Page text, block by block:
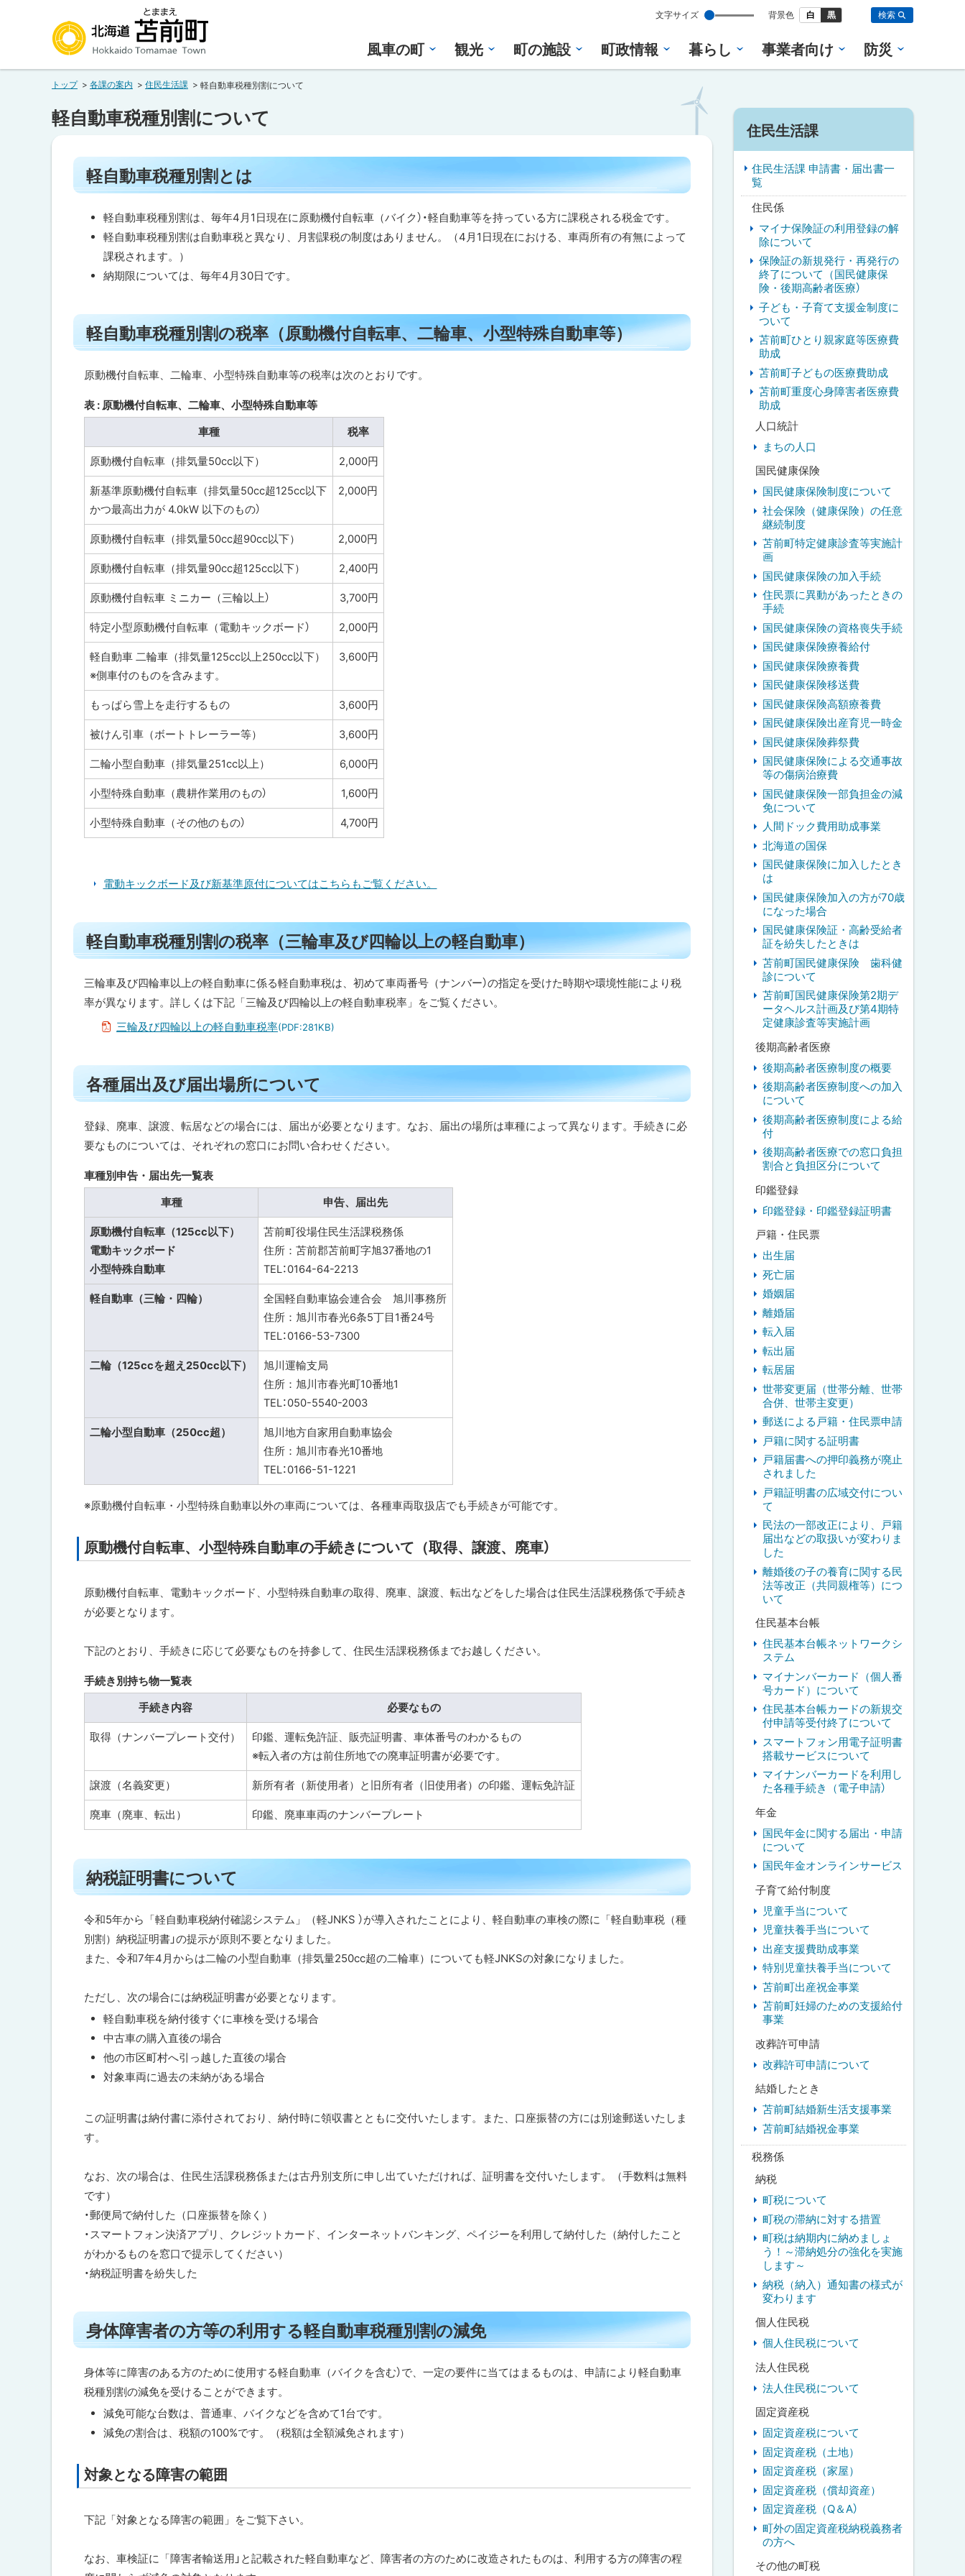
メ
北海道苫前町
Hokkaido Tomamae Town
設
定
文字サイズ 背景色 白 黒 検索
風車の町 観光 町の施設 町政情報 暮らし 事業者向け 防災
トップ 各課の案内 住民生活課 軽自動車税種別割について
軽自動車税種別割について
ー
ジ
種
別
割
と
は
軽
自
税
別
率
原
機
、
型
殊
動
別
割
の
税
率
（
三
四
以
上
の
軽
自
車
）
各
び
納
に
い
身
害
の
等
用
す
軽
税
別
の
関
連
報
問
せ
軽自動車税種別割とは
軽自動車税種別割は、毎年4月1日現在に原動機付自転車（バイク）・軽自動車等を持っている方に課税される税金です。
軽自動車税種別割は自動車税と異なり、月割課税の制度はありません。（4月1日現在における、車両所有の有無によって
課税されます。）
納期限については、毎年4月30日です。
ト
ッ
プ
に
る
軽自動車税種別割の税率（原動機付自転車、二輪車、小型特殊自動車等）
原動機付自転車、二輪車、小型特殊自動車等の税率は次のとおりです。
表 : 原動機付自転車、二輪車、小型特殊自動車等
車種 税率
原動機付自転車（排気量50cc以下） 2,000円
新基準原動機付自転車（排気量50cc超125cc以下
かつ最高出力が 4.0kW 以下のもの）
2,000円
原動機付自転車（排気量50cc超90cc以下） 2,000円
原動機付自転車（排気量90cc超125cc以下） 2,400円
原動機付自転車 ミニカー（三輪以上） 3,700円
特定小型原動機付自転車（電動キックボード） 2,000円
軽自動車 二輪車（排気量125cc以上250cc以下）
※側車付のものを含みます。
3,600円
もっぱら雪上を走行するもの 3,600円
被けん引車（ボートトレーラー等） 3,600円
二輪小型自動車（排気量251cc以上） 6,000円
小型特殊自動車（農耕作業用のもの） 1,600円
小型特殊自動車（その他のもの） 4,700円
電動キックボード及び新基準原付についてはこちらもご覧ください。
ト
ッ
プ
に
戻
軽自動車税種別割の税率（三輪車及び四輪以上の軽自動車）
三輪車及び四輪車以上の軽自動車に係る軽自動車税は、初めて車両番号（ナンバー）の指定を受けた時期や環境性能により税
率が異なります。詳しくは下記「三輪及び四輪以上の軽自動車税率」をご覧ください。
三輪及び四輪以上の軽自動車税率(PDF:281KB)
ト
ッ
プ
に
戻
各種届出及び届出場所について
登録、廃車、譲渡、転居などの場合には、届出が必要となります。なお、届出の場所は車種によって異なります。手続きに必
要なものについては、それぞれの窓口にお問い合わせください。
車種別申告・届出先一覧表
車種 申告、届出先
原動機付自転車（125cc以下）
電動キックボード
小型特殊自動車
苫前町役場住民生活課税務係
住所：苫前郡苫前町字旭37番地の1
TEL：0164-64-2213
軽自動車（三輪・四輪）
全国軽自動車協会連合会 旭川事務所
住所：旭川市春光6条5丁目1番24号
TEL：0166-53-7300
二輪（125ccを超え250cc以下）
旭川運輸支局
住所：旭川市春光町10番地1
TEL：050-5540-2003
二輪小型自動車（250cc超）
旭川地方自家用自動車協会
住所：旭川市春光10番地
TEL：0166-51-1221
※原動機付自転車・小型特殊自動車以外の車両については、各種車両取扱店でも手続きが可能です。
ト
ッ
プ
に
る
原動機付自転車、小型特殊自動車の手続きについて（取得、譲渡、廃車）
原動機付自転車、電動キックボード、小型特殊自動車の取得、廃車、譲渡、転出などをした場合は住民生活課税務係で手続き
が必要となります。
下記のとおり、手続きに応じて必要なものを持参して、住民生活課税務係までお越しください。
手続き別持ち物一覧表
手続き内容 必要なもの
取得（ナンバープレート交付）
印鑑、運転免許証、販売証明書、車体番号のわかるもの
※転入者の方は前住所地での廃車証明書が必要です。
譲渡（名義変更） 新所有者（新使用者）と旧所有者（旧使用者）の印鑑、運転免許証
廃車（廃車、転出） 印鑑、廃車車両のナンバープレート
ト
ッ
プ
に
戻
る
納税証明書について
令和5年から「軽自動車税納付確認システム」（軽JNKS ）が導入されたことにより、軽自動車の車検の際に「軽自動車税（種
別割）納税証明書」の提示が原則不要となりました。
また、令和7年4月からは二輪の小型自動車（排気量250cc超の二輪車）についても軽JNKSの対象になりました。
ただし、次の場合には納税証明書が必要となります。
軽自動車税を納付後すぐに車検を受ける場合
中古車の購入直後の場合
他の市区町村へ引っ越した直後の場合
対象車両に過去の未納がある場合
この証明書は納付書に添付されており、納付時に領収書とともに交付いたします。また、口座振替の方には別途郵送いたしま
す。
なお、次の場合は、住民生活課税務係または古丹別支所に申し出ていただければ、証明書を交付いたします。（手数料は無料
です）
・郵便局で納付した（口座振替を除く）
・スマートフォン決済アプリ、クレジットカード、インターネットバンキング、ペイジーを利用して納付した（納付したこと
がわかるものを窓口で提示してください）
・納税証明書を紛失した
ト
ッ
プ
に
戻
る
身体障害者の方等の利用する軽自動車税種別割の減免
身体等に障害のある方のために使用する軽自動車（バイクを含む）で、一定の要件に当てはまるものは、申請により軽自動車
税種別割の減免を受けることができます。
減免可能な台数は、普通車、バイクなどを含めて1台です。
減免の割合は、税額の100%です。（税額は全額減免されます）
ト
ッ
プ
戻
る
対象となる障害の範囲
下記「対象となる障害の範囲」をご覧下さい。
なお、車検証に「障害者輸送用」と記載された軽自動車など、障害者の方のために改造されたものは、利用する方の障害の程
サ
イ
ド
住民生活課
住民生活課 申請書・届出書一
覧
住民係
マイナ保険証の利用登録の解
除について
保険証の新規発行・再発行の
終了について（国民健康保
険・後期高齢者医療）
子ども・子育て支援金制度に
ついて
苫前町ひとり親家庭等医療費
助成
苫前町子どもの医療費助成
苫前町重度心身障害者医療費
助成
人口統計
まちの人口
国民健康保険
国民健康保険制度について
社会保険（健康保険）の任意
継続制度
苫前町特定健康診査等実施計
画
国民健康保険の加入手続
住民票に異動があったときの
手続
国民健康保険の資格喪失手続
国民健康保険療養給付
国民健康保険療養費
国民健康保険移送費
国民健康保険高額療養費
国民健康保険出産育児一時金
国民健康保険葬祭費
国民健康保険による交通事故
等の傷病治療費
国民健康保険一部負担金の減
免について
人間ドック費用助成事業
北海道の国保
国民健康保険に加入したとき
は
国民健康保険加入の方が70歳
になった場合
国民健康保険証・高齢受給者
証を紛失したときは
苫前町国民健康保険 歯科健
診について
苫前町国民健康保険第2期デ
ータヘルス計画及び第4期特
定健康診査等実施計画
後期高齢者医療
後期高齢者医療制度の概要
後期高齢者医療制度への加入
について
後期高齢者医療制度による給
付
後期高齢者医療での窓口負担
割合と負担区分について
印鑑登録
印鑑登録・印鑑登録証明書
戸籍・住民票
出生届
死亡届
婚姻届
離婚届
転入届
転出届
転居届
世帯変更届（世帯分離、世帯
合併、世帯主変更）
郵送による戸籍・住民票申請
戸籍に関する証明書
戸籍届書への押印義務が廃止
されました
戸籍証明書の広域交付につい
て
民法の一部改正により、戸籍
届出などの取扱いが変わりま
した
離婚後の子の養育に関する民
法等改正（共同親権等）につ
いて
住民基本台帳
住民基本台帳ネットワークシ
ステム
マイナンバーカード（個人番
号カード）について
住民基本台帳カードの新規交
付申請等受付終了について
スマートフォン用電子証明書
搭載サービスについて
マイナンバーカードを利用し
た各種手続き（電子申請）
年金
国民年金に関する届出・申請
について
国民年金オンラインサービス
子育て給付制度
児童手当について
児童扶養手当について
出産支援費助成事業
特別児童扶養手当について
苫前町出産祝金事業
苫前町妊婦のための支援給付
事業
改葬許可申請
改葬許可申請について
結婚したとき
苫前町結婚新生活支援事業
苫前町結婚祝金事業
税務係
納税
町税について
町税の滞納に対する措置
町税は納期内に納めましょ
う！～滞納処分の強化を実施
します～
納税（納入）通知書の様式が
変わります
個人住民税
個人住民税について
法人住民税
法人住民税について
固定資産税
固定資産税について
固定資産税（土地）
固定資産税（家屋）
固定資産税（償却資産）
固定資産税（Q＆A）
町外の固定資産税納税義務者
の方へ
その他の町税
戻